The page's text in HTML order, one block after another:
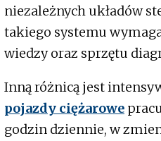
niezależnych układów
takiego systemu
wiedzy oraz sprzętu
Inną różnicą jest
pojazdy ciężarowe
godzin dziennie, w